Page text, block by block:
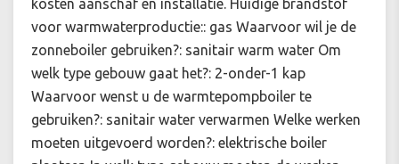
kosten aanschaf en installatie. Huidige brandstof
voor warmwaterproductie:: gas Waarvoor wil je de
zonneboiler gebruiken?: sanitair warm water Om
welk type gebouw gaat het?: 2-onder-1 kap
Waarvoor wenst u de warmtepompboiler te
gebruiken?: sanitair water verwarmen Welke werken
moeten uitgevoerd worden?: elektrische boiler